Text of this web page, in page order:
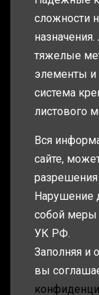
сложности
тяжелые
элементы и
система
листового
Вся
сайте,
разрешения
Нарушение
собой меры
УК РФ.
Заполняя и
вы